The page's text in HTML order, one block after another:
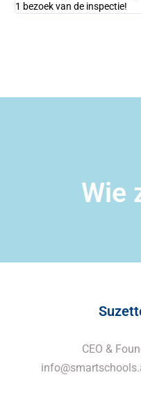
1 bezoek van de inspectie!
Wie
CEO &